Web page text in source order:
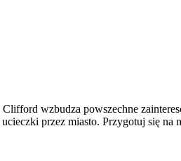
wzbudza powszechne
przez miasto. Przygotuj się na